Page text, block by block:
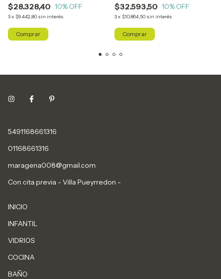
$28.328,40 10% OFF
3x $9.442,80 sin interés
$32.593,50 10% OFF
3x $10.864,50 sin interés
Comprar
5491168661316
01168661316
maragena008@gmail.com
Con cita previa - Villa Pueyrredon -
INICIO
INFANTIL
VIDRIOS
COCINA
BAÑO